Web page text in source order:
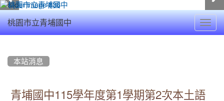
桃園市立青埔國中
本站消息
青埔國中115學年度第1學期第2次本土語